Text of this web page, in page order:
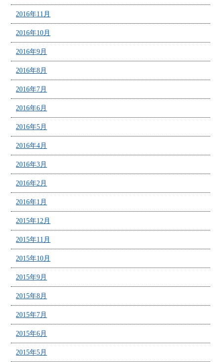
2016年11月
2016年10月
2016年9月
2016年8月
2016年7月
2016年6月
2016年5月
2016年4月
2016年3月
2016年2月
2016年1月
2015年12月
2015年11月
2015年10月
2015年9月
2015年8月
2015年7月
2015年6月
2015年5月